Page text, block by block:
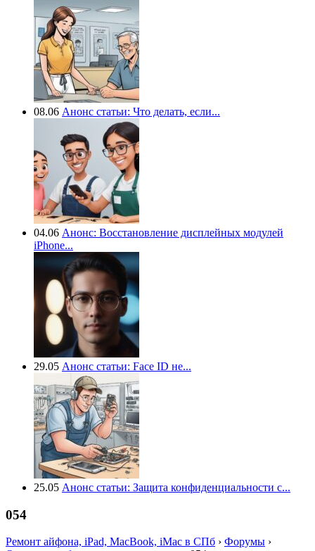
08.06 Анонс статьи: Что делать, если...
04.06 Анонс: Восстановление дисплейных модулей
iPhone...
29.05 Анонс статьи: Face ID не...
25.05 Анонс статьи: Защита конфиденциальности с...
054
Ремонт айфона, iPad, MacBook, iMac в СПб › Форумы ›